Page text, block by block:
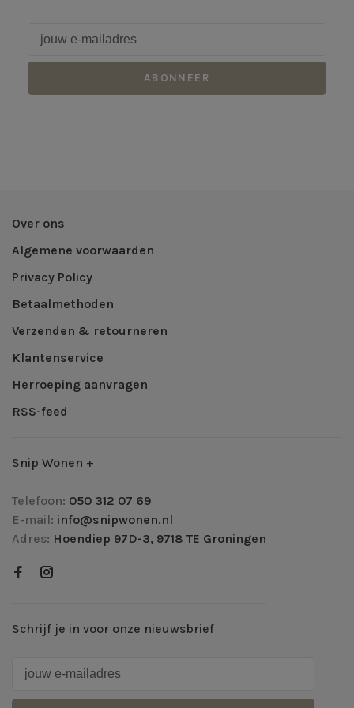
ABONNEER
Over ons
Algemene voorwaarden
Privacy Policy
Betaalmethoden
Verzenden & retourneren
Klantenservice
Herroeping aanvragen
RSS-feed
Snip Wonen +
Telefoon: 050 312 07 69
E-mail: info@snipwonen.nl
Adres: Hoendiep 97D-3, 9718 TE Groningen
Schrijf je in voor onze nieuwsbrief